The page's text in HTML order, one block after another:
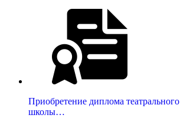
Приобретение диплома
школы…